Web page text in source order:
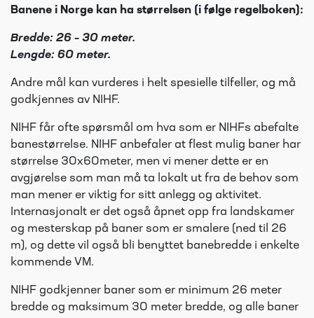
Banene i Norge kan ha størrelsen (i følge regelboken):
Bredde: 26 – 30 meter.
Lengde: 60 meter.
Andre mål kan vurderes i helt spesielle tilfeller, og må
godkjennes av NIHF.
NIHF får ofte spørsmål om hva som er NIHFs abefalte
banestørrelse. NIHF anbefaler at flest mulig baner har
størrelse 30x60meter, men vi mener dette er en
avgjørelse som man må ta lokalt ut fra de behov som
man mener er viktig for sitt anlegg og aktivitet.
Internasjonalt er det også åpnet opp fra landskamer
og mesterskap på baner som er smalere (ned til 26
m), og dette vil også bli benyttet banebredde i enkelte
kommende VM.
NIHF godkjenner baner som er minimum 26 meter
bredde og maksimum 30 meter bredde, og alle baner